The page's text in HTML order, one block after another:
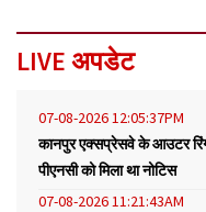
LIVE अपडेट
07-08-2026 12:05:37PM
कानपुर एक्सप्रेसवे के आउटर रिंग
पीएनसी को मिला था नोटिस
07-08-2026 11:21:43AM